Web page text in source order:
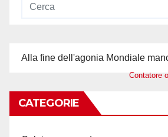
Alla fine dell'agonia Mondiale
Contatore
CATEGORIE